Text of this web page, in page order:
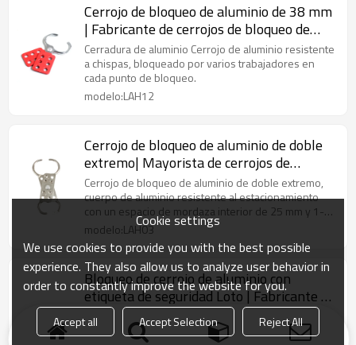
Cerrojo de bloqueo de aluminio de 38 mm
| Fabricante de cerrojos de bloqueo de
seguridad | Fabricación de bloqueo Lita
Cerradura de aluminio Cerrojo de aluminio resistente
a chispas, bloqueado por varios trabajadores en
cada punto de bloqueo.
modelo:LAH12
Cerrojo de bloqueo de aluminio de doble
extremo| Mayorista de cerrojos de
bloqueo de usos múltiples de
China|Fabricación de bloqueo de Lita
Cerrojo de bloqueo de aluminio de doble extremo,
cuerpo de aluminio resistente al estacionamiento
con un espacio de mordaza interior de 25 mm y 1-
1/2 pulg. (38 mm) de diámetro.
modelo:LAH03
Bloqueo de cerrojo de aluminio con
etiqueta de seguridad Loto | Fabricante de
cerrojos de bloqueo de seguridad de China
Cerrojo de bloqueo de aluminio etiquetado con
identificación de etiquetado para varios
Cookie settings
We use cookies to provide you with the best possible
experience. They also allow us to analyze user behavior in
order to constantly improve the website for you.
Accept all Accept Selection Reject All